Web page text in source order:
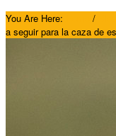
You Are Here: /
a seguir para la caza de